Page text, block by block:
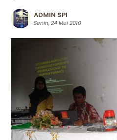
ADMIN SPI
Senin, 24 Mei 2010